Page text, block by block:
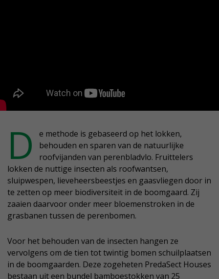
D
e methode is gebaseerd op het lokken,
behouden en sparen van de natuurlijke
roofvijanden van perenbladvlo. Fruittelers
lokken de nuttige insecten als roofwantsen,
sluipwespen, lieveheersbeestjes en gaasvliegen door in
te zetten op meer biodiversiteit in de boomgaard. Zij
zaaien daarvoor onder meer bloemenstroken in de
grasbanen tussen de perenbomen.
Voor het behouden van de insecten hangen ze
vervolgens om de tien tot twintig bomen schuilplaatsen
in de boomgaarden. Deze zogeheten PredaSect Houses
bestaan uit een bundel bamboestokken van 25